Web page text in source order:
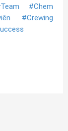
#Chem
#Crewing